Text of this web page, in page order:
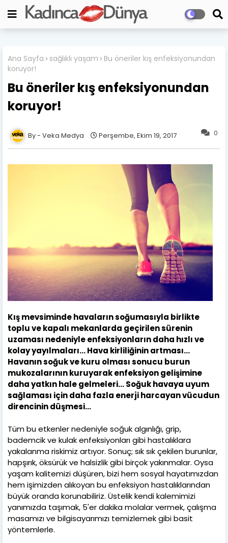
Ana Sayfa sağlıklı yaşam
Bu öneriler kış enfeksiyonundan
koruyor!
Bu öneriler kış enfeksiyonundan
koruyor!
0
Veka Medya Perşembe, Ekim 19, 2017
Kış mevsiminde havaların soğumasıyla birlikte
toplu ve kapalı mekanlarda geçirilen sürenin
uzaması nedeniyle enfeksiyonların daha hızlı ve
kolay yayılmaları… Hava kirliliğinin artması…
Havanın soğuk ve kuru olması sonucu burun
mukozalarının kuruyarak enfeksiyon gelişimine
daha yatkın hale gelmeleri… Soğuk havaya uyum
sağlaması için daha fazla enerji harcayan vücudun
direncinin düşmesi…
Tüm bu etkenler nedeniyle soğuk algınlığı, grip,
bademcik ve kulak enfeksiyonları gibi hastalıklara
yakalanma riskimiz artıyor. Sonuç; sık sık çekilen burunlar,
hapşırık, öksürük ve halsizlik gibi birçok yakınmalar. Oysa
yaşam kalitemizi düşüren, bizi hem sosyal hayatımızdan
hem işimizden alıkoyan bu enfeksiyon hastalıklarından
büyük oranda korunabiliriz. Üstelik kendi kalemimizi
yanımızda taşımak, 5'er dakika molalar vermek, çalışma
masamızı ve bilgisayarımızı temizlemek gibi basit
yöntemlerle.